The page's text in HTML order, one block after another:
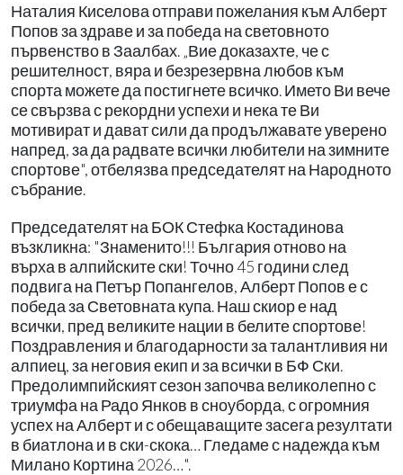
Наталия Киселова отправи пожелания към Алберт
Попов за здраве и за победа на световното
първенство в Заалбах. „Вие доказахте, че с
решителност, вяра и безрезервна любов към
спорта можете да постигнете всичко. Името Ви вече
се свързва с рекордни успехи и нека те Ви
мотивират и дават сили да продължавате уверено
напред, за да радвате всички любители на зимните
спортове", отбелязва председателят на Народното
събрание.
Председателят на БОК Стефка Костадинова
възкликна: "Знаменито!!! България отново на
върха в алпийските ски! Точно 45 години след
подвига на Петър Попангелов, Алберт Попов е с
победа за Световната купа. Наш скиор е над
всички, пред великите нации в белите спортове!
Поздравления и благодарности за талантливия ни
алпиец, за неговия екип и за всички в БФ Ски.
Предолимпийският сезон започва великолепно с
триумфа на Радо Янков в сноуборда, с огромния
успех на Алберт и с обещаващите засега резултати
в биатлона и в ски-скока… Гледаме с надежда към
Милано Кортина 2026…".